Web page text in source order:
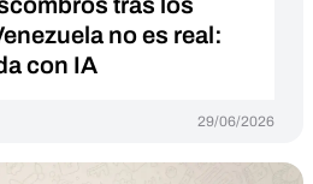
no es real:
con IA
29/06/2026